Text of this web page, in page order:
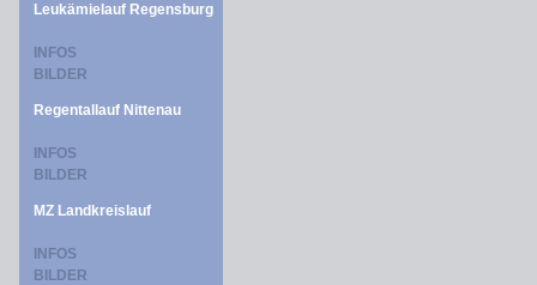
Leukämielauf Regensburg
INFOS
BILDER
Regentallauf Nittenau
INFOS
BILDER
MZ Landkreislauf
INFOS
BILDER